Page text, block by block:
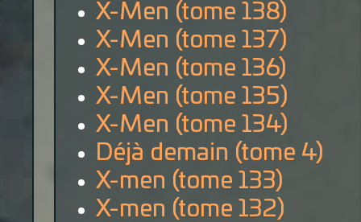
X-Men (tome 138)
X-Men (tome 137)
X-Men (tome 136)
X-Men (tome 135)
X-Men (tome 134)
Déjà demain (tome 4)
X-men (tome 133)
X-men (tome 132)